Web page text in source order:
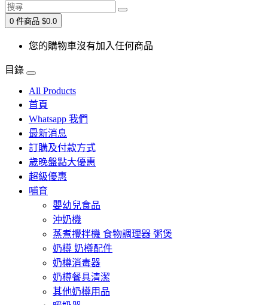
0 件商品 $0.0
您的購物車沒有加入任何商品
目錄
All Products
首頁
Whatsapp 我們
最新消息
訂購及付款方式
歲晚盤點大優惠
超級優惠
哺育
嬰幼兒食品
沖奶機
蒸煮攪拌機 食物調理器 粥煲
奶樽 奶樽配件
奶樽消毒器
奶樽餐具清潔
其他奶樽用品